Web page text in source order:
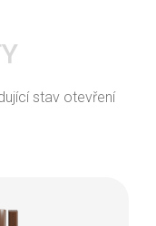
stav otevření